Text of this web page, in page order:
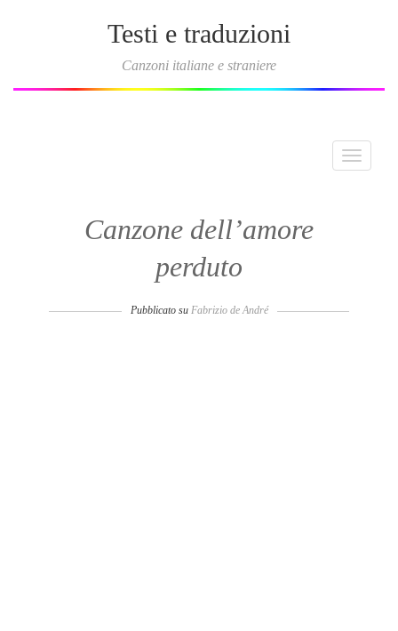
Testi e traduzioni
Canzoni italiane e straniere
Toggle
Canzone dell’amore
perduto
Pubblicato su Fabrizio de André